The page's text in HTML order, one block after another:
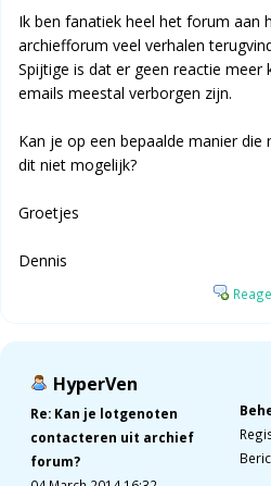
Ik ben fanatiek heel het forum aan
archiefforum veel verhalen
Spijtige is dat er geen reactie meer
emails meestal verborgen zijn.
Kan je op een bepaalde manier
dit niet mogelijk?
Groetjes
Dennis
HyperVen
Re: Kan je lotgenoten
contacteren uit archief
forum?